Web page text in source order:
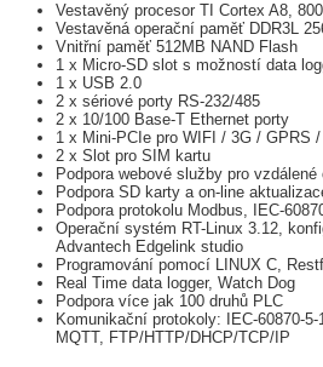
Vestavěný procesor TI Cortex A8,
Vestavěná operační paměť DDR3L
Vnitřní paměť 512MB NAND Flash
1 x Micro-SD slot s možností data
1 x USB 2.0
2 x sériové porty RS-232/485
2 x 10/100 Base-T Ethernet porty
1 x Mini-PCIe pro WIFI / 3G / GPRS
2 x Slot pro SIM kartu
Podpora webové služby pro
Podpora SD karty a on-line
Podpora protokolu Modbus, IEC-
Operační systém RT-Linux 3.12,
Advantech Edgelink studio
Programování pomocí LINUX C,
Real Time data logger, Watch Dog
Podpora více jak 100 druhů PLC
Komunikační protokoly: IEC-60870-
MQTT, FTP/HTTP/DHCP/TCP/IP